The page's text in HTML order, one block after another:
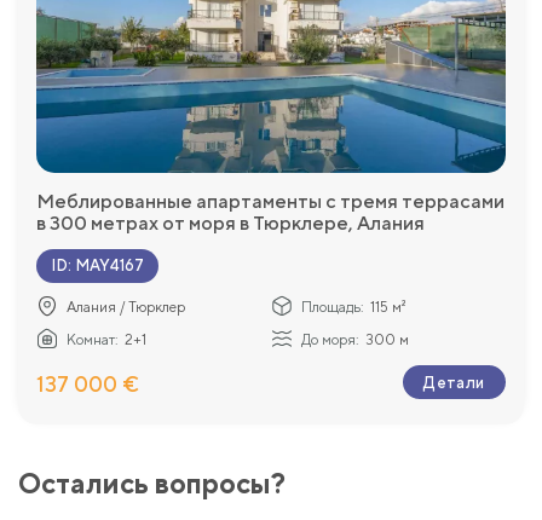
Меблированные апартаменты с тремя террасами
в 300 метрах от моря в Тюрклере, Алания
ID: MAY4167
Алания / Тюрклер Площадь: 115 м²
Комнат: 2+1 До моря: 300 м
137 000 € Детали
Остались вопросы?